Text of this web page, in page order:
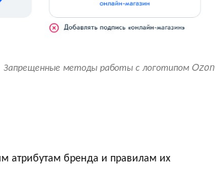
Запрещенные методы работы с логотипом Ozon
атрибутам бренда и правилам их